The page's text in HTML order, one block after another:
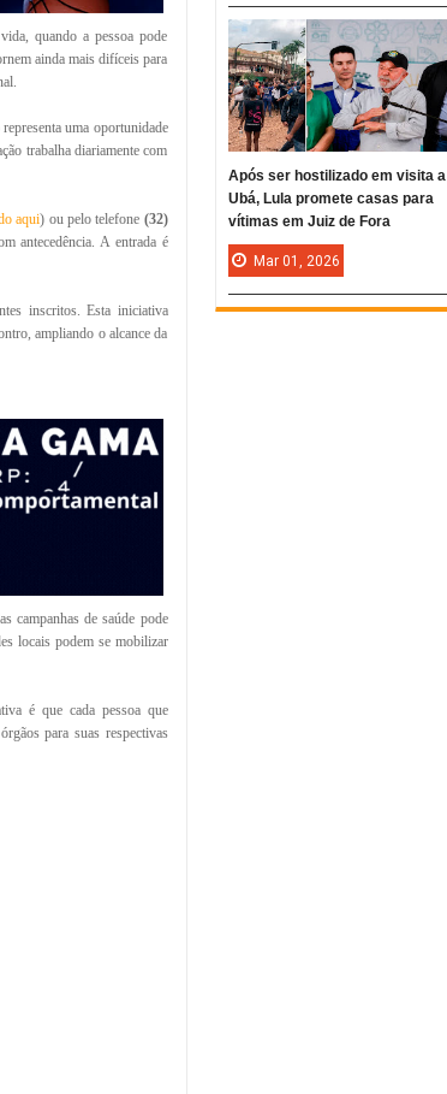
quando a pessoa pode
ainda mais difíceis para
uma oportunidade
trabalha diariamente com
aqui) ou pelo telefone (32)
antecedência. A entrada é
inscritos. Esta iniciativa
ampliando o alcance da
campanhas de saúde pode
locais podem se mobilizar
é que cada pessoa que
para suas respectivas
Após ser hostilizado em visita a
Ubá, Lula promete casas para
vítimas em Juiz de Fora
Mar 01, 2026